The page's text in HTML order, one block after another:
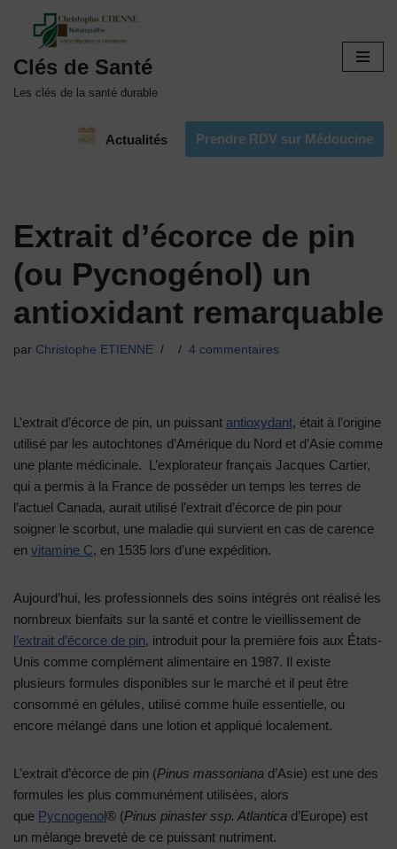
au
contenu
Clés de Santé
Les clés de la santé durable
Actualités Prendre RDV sur Médoucine
Extrait d’écorce de pin
(ou Pycnogénol) un
antioxidant remarquable
par Christophe ETIENNE 4 commentaires
L’extrait d’écorce de pin, un puissant antioxydant, était à l’origine
utilisé par les autochtones d’Amérique du Nord et d’Asie comme
une plante médicinale. L’explorateur français Jacques Cartier,
qui a permis à la France de posséder un temps les terres de
l’actuel Canada, aurait utilisé l’extrait d’écorce de pin pour
soigner le scorbut, une maladie qui survient en cas de carence
en vitamine C, en 1535 lors d’une expédition.
Aujourd’hui, les professionnels des soins intégrés ont réalisé les
nombreux bienfaits sur la santé et contre le vieillissement de
l’extrait d’écorce de pin, introduit pour la première fois aux États-
Unis comme complément alimentaire en 1987. Il existe
plusieurs formules disponibles sur le marché et il peut être
consommé en gélules, utilisé comme huile essentielle, ou
encore mélangé dans une lotion et appliqué localement.
L’extrait d’écorce de pin (Pinus massoniana d’Asie) est une des
formules les plus communément utilisées, alors
que Pycnogenol® (Pinus pinaster ssp. Atlantica d’Europe) est
un mélange breveté de ce puissant nutriment.